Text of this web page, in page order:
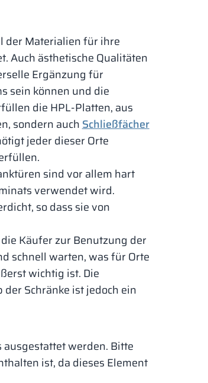
der Materialien für ihre
Auch ästhetische Qualitäten
Ergänzung für
sein können und die
die HPL-Platten, aus
sondern auchSchließfächer
jeder dieser Orte
sind vor allem hart
verwendet wird.
so dass sie von
Käufer zur Benutzung der
schnell warten, was für Orte
wichtig ist. Die
Schränke ist jedoch ein
werden. Bitte
ist, da dieses Element